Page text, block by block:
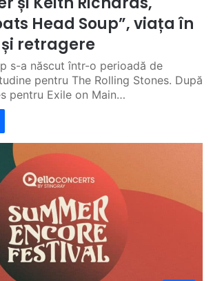
Head Soup”, viața în
retragere
s-a născut într-o perioadă de
pentru The Rolling Stones. După
pentru Exile on Main…